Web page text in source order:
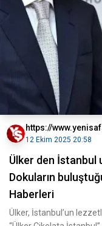
https://
12 Ekim 2025 20:58
Ülker den İstanbul
Dokuların
Haberleri
Ülker, İstanbul’un